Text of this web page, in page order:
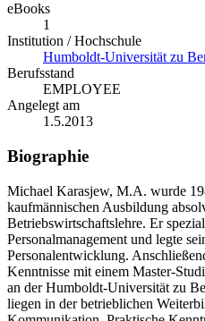
eBooks
1
Institution / Hochschule
Humboldt-Universität zu
Berufsstand
EMPLOYEE
Angelegt am
1.5.2013
Biographie
Michael Karasjew, M.A. wurde
kaufmännischen Ausbildung
Betriebswirtschaftslehre. Er
Personalmanagement und legte
Personalentwicklung.
Kenntnisse mit einem Master-
an der Humboldt-Universität zu
liegen in der betrieblichen